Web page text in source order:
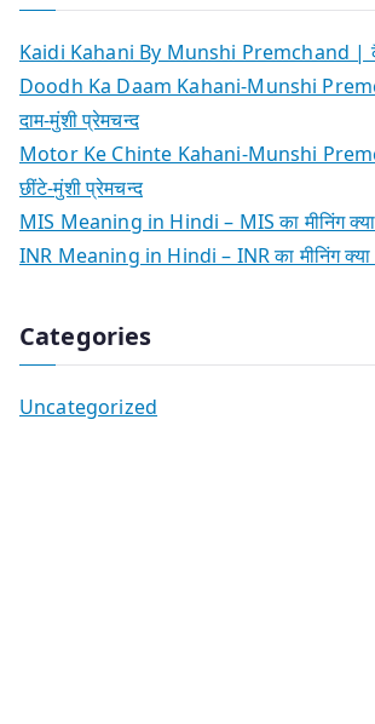
Kaidi Kahani By Munshi Premchand |
Doodh Ka Daam Kahani-Munshi
दाम-मुंशी प्रेमचन्द
Motor Ke Chinte Kahani-Munshi
छींटे-मुंशी प्रेमचन्द
MIS Meaning in Hindi – MIS का मीनिंग क्या
INR Meaning in Hindi – INR का मीनिंग क्या
Categories
Uncategorized